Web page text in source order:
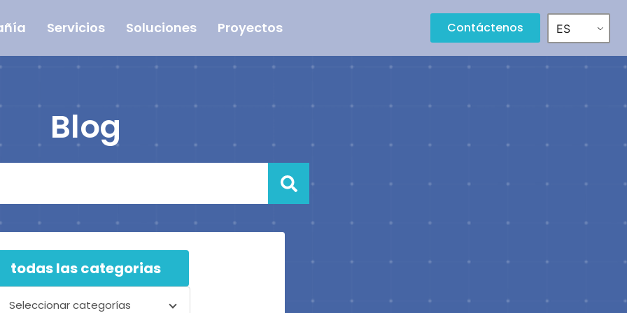
Servicios Soluciones Proyectos Contáctenos ES
Blog
todas las categorias
Seleccionar categorías